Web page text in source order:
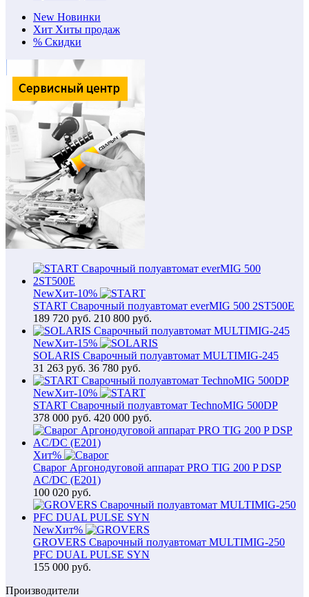
New Новинки
Хит Хиты продаж
% Скидки
NewХит-10%
START Сварочный полуавтомат everMIG 500 2ST500E
189 720 руб. 210 800 руб.
NewХит-15%
SOLARIS Сварочный полуавтомат MULTIMIG-245
31 263 руб. 36 780 руб.
NewХит-10%
START Сварочный полуавтомат TechnoMIG 500DP
378 000 руб. 420 000 руб.
Хит%
Сварог Аргонодуговой аппарат PRO TIG 200 P DSP
AC/DC (E201)
100 020 руб.
NewХит%
GROVERS Сварочный полуавтомат MULTIMIG-250
PFC DUAL PULSE SYN
155 000 руб.
Производители